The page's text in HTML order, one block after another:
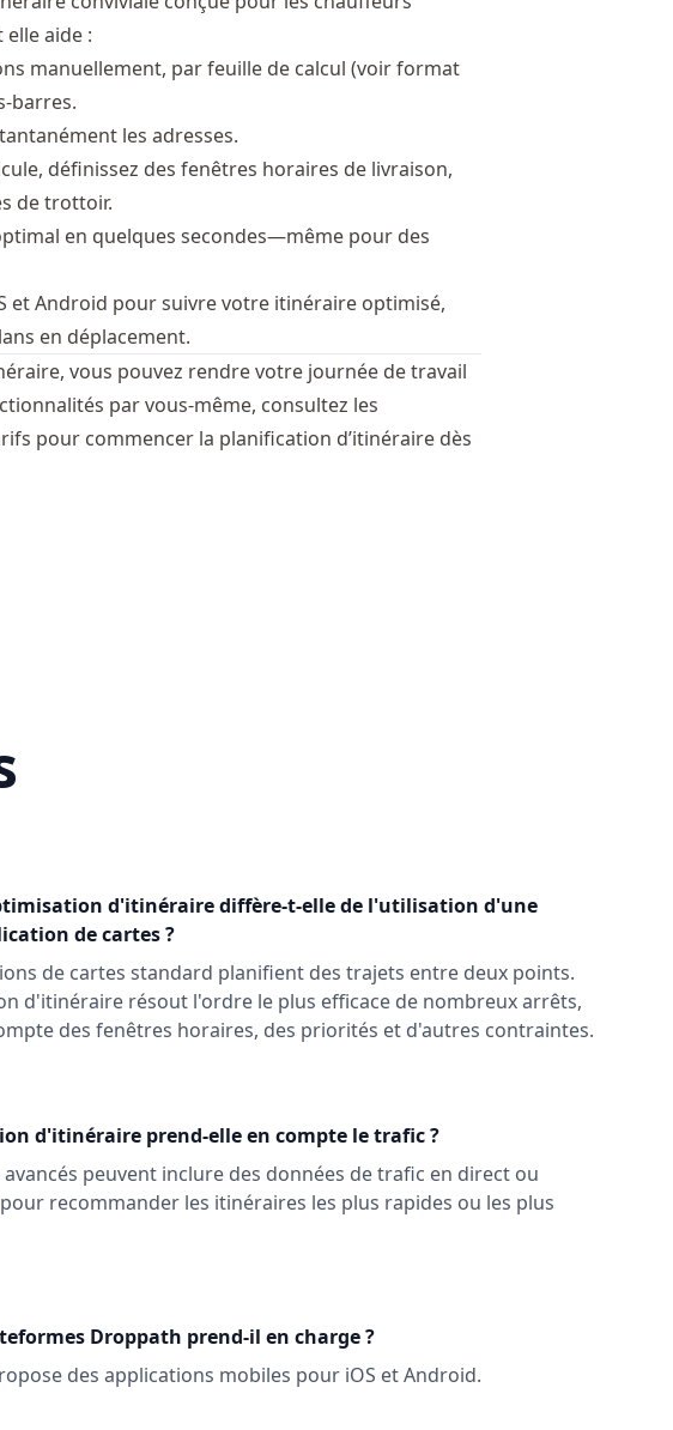
aide :
manuellement, par feuille de calcul (voirformat
barres.
les adresses.
, définissez des fenêtres horaires de livraison,
de trottoir.
en quelques secondes—même pour des
et Android pour suivre votre itinéraire optimisé,
en déplacement.
vous pouvez rendre votre journée de travail
par vous-même, consultez les
pour commencer la planification d’itinéraire dès
d'itinéraire diffère-t-elle de l'utilisation d'une
de cartes ?
de cartes standard planifient des trajets entre deux points.
d'itinéraire résout l'ordre le plus efficace de nombreux arrêts,
des fenêtres horaires, des priorités et d'autres contraintes.
d'itinéraire prend-elle en compte le trafic ?
avancés peuvent inclure des données de trafic en direct ou
recommander les itinéraires les plus rapides ou les plus
Droppath prend-il en charge ?
des applications mobiles pour iOS et Android.